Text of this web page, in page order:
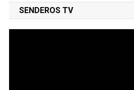
SENDEROS TV